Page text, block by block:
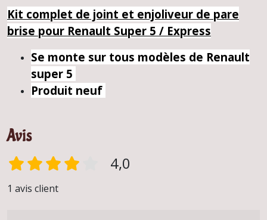
Kit complet de joint et enjoliveur de pare
brise pour Renault Super 5 / Express
Se monte sur tous modèles de Renault
super 5
Produit neuf
Avis
4,0
1 avis client